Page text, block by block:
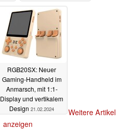
21.02.2024
RGB20SX: Neuer
Gaming-Handheld im
Anmarsch, mit 1:1-
Display und vertikalem
Design 21.02.2024
Weitere Artikel
anzeigen